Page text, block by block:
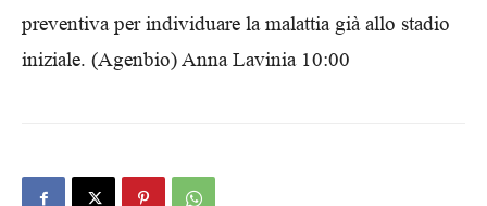
preventiva per individuare la malattia già allo stadio
iniziale. (Agenbio) Anna Lavinia 10:00